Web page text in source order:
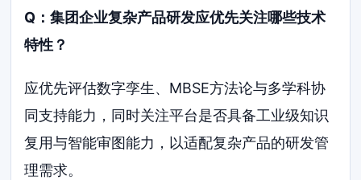
Q：集团企业复杂产品研发应优先关注哪些技术
特性？
应优先评估数字孪生、MBSE方法论与多学科协
同支持能力，同时关注平台是否具备工业级知识
复用与智能审图能力，以适配复杂产品的研发管
理需求。